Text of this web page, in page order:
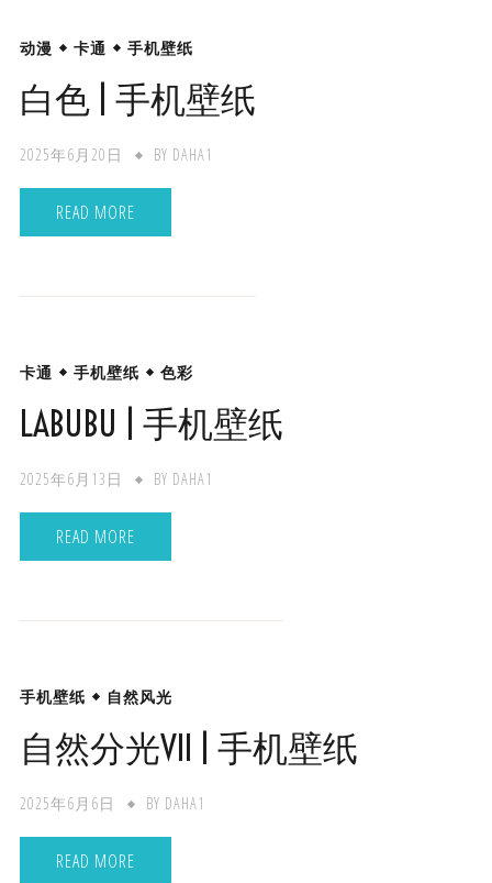
动漫 卡通 手机壁纸
白色 | 手机壁纸
2025年6月20日 BY DAHA1
READ MORE
卡通 手机壁纸 色彩
LABUBU | 手机壁纸
2025年6月13日 BY DAHA1
READ MORE
手机壁纸 自然风光
自然分光VII | 手机壁纸
2025年6月6日 BY DAHA1
READ MORE